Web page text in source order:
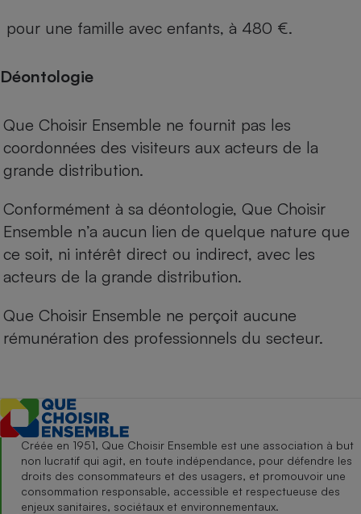
pour une famille avec enfants, à 480 €.
Déontologie
Que Choisir Ensemble ne fournit pas les
coordonnées des visiteurs aux acteurs de la
grande distribution.
Conformément à sa déontologie, Que Choisir
Ensemble n’a aucun lien de quelque nature que
ce soit, ni intérêt direct ou indirect, avec les
acteurs de la grande distribution.
Que Choisir Ensemble ne perçoit aucune
rémunération des professionnels du secteur.
Créée en 1951, Que Choisir Ensemble est une association à but
non lucratif qui agit, en toute indépendance, pour défendre les
droits des consommateurs et des usagers, et promouvoir une
consommation responsable, accessible et respectueuse des
enjeux sanitaires, sociétaux et environnementaux.